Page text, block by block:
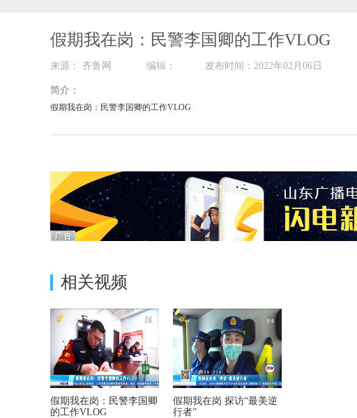
假期我在岗：民警李国卿的工作VLOG
来源： 齐鲁网 编辑： 发布时间：2022年02月06日
简介：
假期我在岗：民警李国卿的工作VLOG
相关视频
假期我在岗：民警李国卿
的工作VLOG
假期我在岗 探访“最美逆
行者”